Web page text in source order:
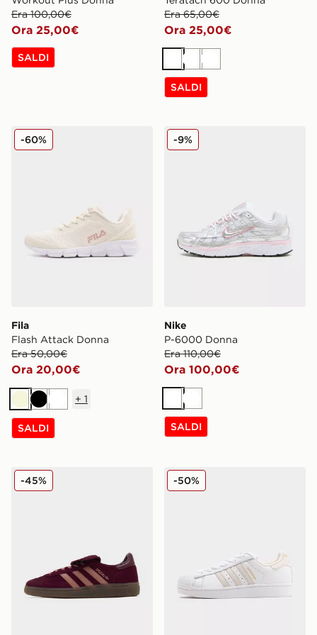
Era 100,00€
Ora 25,00€
SALDI
Era 65,00€
Ora 25,00€
Bianco
BiancoBianco
SALDI
Fila Flash Attack Donna
Fila
Flash Attack Donna
Era 50,00€
Ora 20,00€
-60%
BeigeNeroBianco
+ 1
SALDI
Nike P-6000 Donna
Nike
P-6000 Donna
Era 110,00€
Ora 100,00€
-9%
BiancoBianco
SALDI
adidas Originals Handball Spezial LT Donna
-45% adidas Originals Superstar
-50%